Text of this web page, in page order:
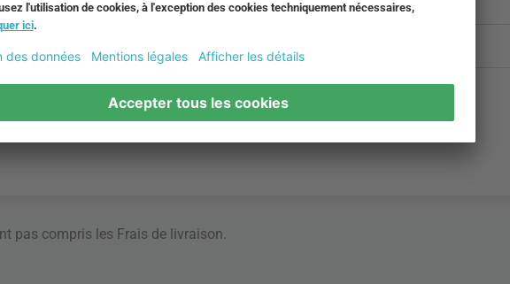
pas compris les Frais de livraison.